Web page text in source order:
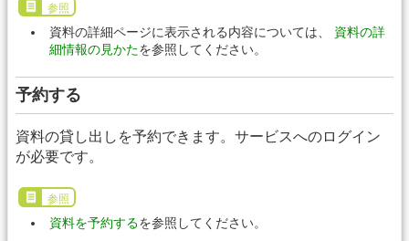
参照
資料の詳細ページに表示される内容については、 資料の詳
細情報の見かたを参照してください。
予約する
資料の貸し出しを予約できます。サービスへのログイン
が必要です。
参照
資料を予約するを参照してください。